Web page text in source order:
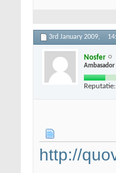
3rd January 2009,
Nosfer
Ambasador
Reputatie:
http://